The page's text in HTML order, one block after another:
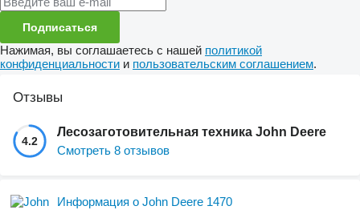
Подписаться
Нажимая, вы соглашаетесь с нашей политикой
конфиденциальности и пользовательским соглашением.
Отзывы
4.2
Лесозаготовительная техника John Deere
Смотреть 8 отзывов
Информация о John Deere 1470